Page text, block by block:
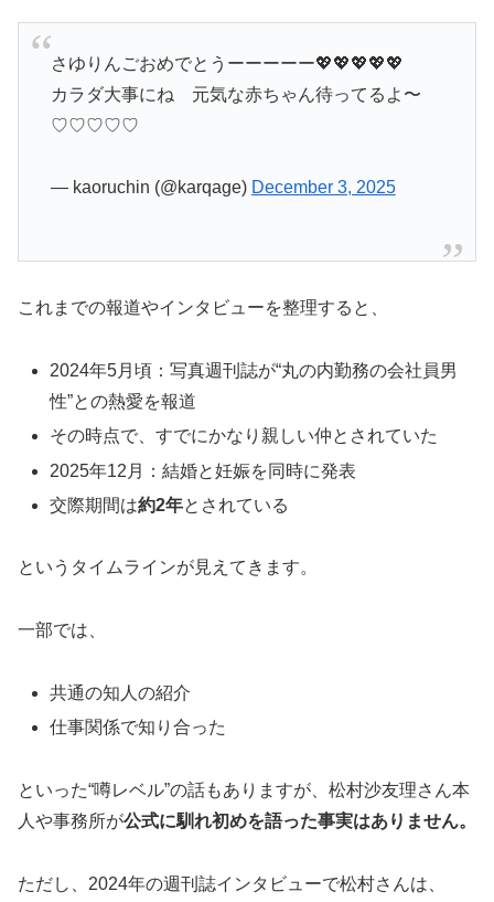
さゆりんごおめでとうーーーーー💖💖💖💖💖
カラダ大事にね 元気な赤ちゃん待ってるよ〜
♡♡♡♡♡
— kaoruchin (@karqage) December 3, 2025
これまでの報道やインタビューを整理すると、
2024年5月頃：写真週刊誌が“丸の内勤務の会社員男
性”との熱愛を報道
その時点で、すでにかなり親しい仲とされていた
2025年12月：結婚と妊娠を同時に発表
交際期間は約2年とされている
というタイムラインが見えてきます。
一部では、
共通の知人の紹介
仕事関係で知り合った
といった“噂レベル”の話もありますが、松村沙友理さん本
人や事務所が公式に馴れ初めを語った事実はありません。
ただし、2024年の週刊誌インタビューで松村さんは、